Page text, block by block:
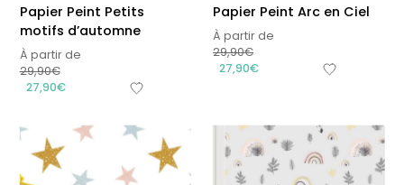
Papier Peint Petits
motifs d’automne
À partir de
29,90€
27,90€
Papier Peint Arc en Ciel
À partir de
29,90€
27,90€